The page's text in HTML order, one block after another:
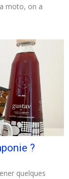
moto, on a
?
quelques